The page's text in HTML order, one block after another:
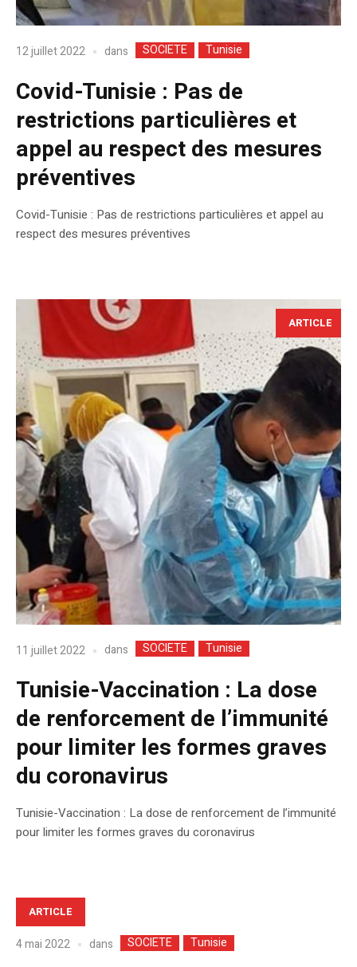
12 juillet 2022 dans SOCIETE Tunisie
Covid-Tunisie : Pas de
restrictions particulières et
appel au respect des mesures
préventives
Covid-Tunisie : Pas de restrictions particulières et appel au
respect des mesures préventives
ARTICLE
11 juillet 2022 dans SOCIETE Tunisie
Tunisie-Vaccination : La dose
de renforcement de l’immunité
pour limiter les formes graves
du coronavirus
Tunisie-Vaccination : La dose de renforcement de l’immunité
pour limiter les formes graves du coronavirus
ARTICLE
4 mai 2022 dans SOCIETE Tunisie